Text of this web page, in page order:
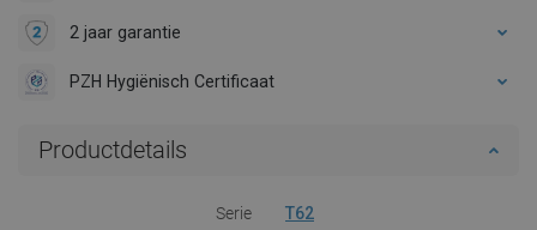
2 jaar garantie
PZH Hygiënisch Certificaat
Productdetails
Serie T62